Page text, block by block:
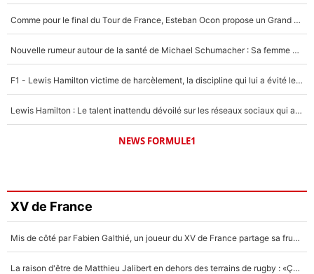
Comme pour le final du Tour de France, Esteban Ocon propose un Grand Prix de Formule 1 à Paris : «Autour de l’Arc de Triomphe, ce serait génial» !
Nouvelle rumeur autour de la santé de Michael Schumacher : Sa femme Corinna sort du silence
F1 - Lewis Hamilton victime de harcèlement, la discipline qui lui a évité le pire : «J'aurais probablement mal tourné»
Lewis Hamilton : Le talent inattendu dévoilé sur les réseaux sociaux qui a impressionné Kim Kardashian pendant leurs vacances en amoureux !
NEWS FORMULE1
XV de France
Mis de côté par Fabien Galthié, un joueur du XV de France partage sa frustration : «ils ne me l’ont pas dit tout de suite»
La raison d'être de Matthieu Jalibert en dehors des terrains de rugby : «Ça m'atteint autant que si tu touches à un membre de ma famille»